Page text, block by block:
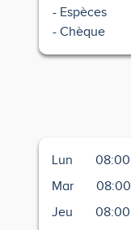
Espèces
Chèque
Lun 08:00
Mar
08:00
Jeu
08:00